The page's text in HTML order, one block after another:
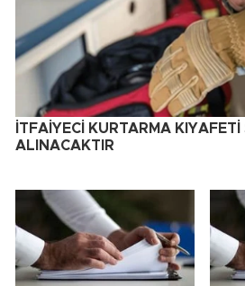
İTFAİYECİ KURTARMA KIYAFETİ
ALINACAKTIR